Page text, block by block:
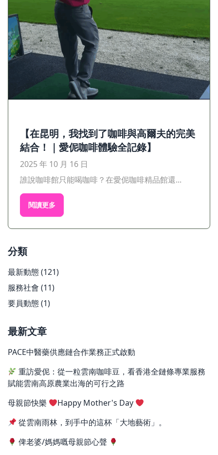
【在昆明，我找到了咖啡與高爾夫的完美
結合！｜愛伲咖啡體驗全記錄】
2025 年 10 月 16 日
誰說咖啡館只能喝咖啡？在愛伲咖啡精品館還...
閱讀更多
分類
最新動態(121)
服務社會 (11)
要員動態(1)
最新文章
PACE中醫藥供應鏈合作業務正式啟動
重訪愛伲：從一粒雲南咖啡豆，看香港全鏈條專業服務
賦能雲南高原農業出海的可行之路
母親節快樂
Happy Mother's Day
從雲南雨林，到手中的這杯「大地藝術」。
俾老婆/媽媽嘅母親節心聲